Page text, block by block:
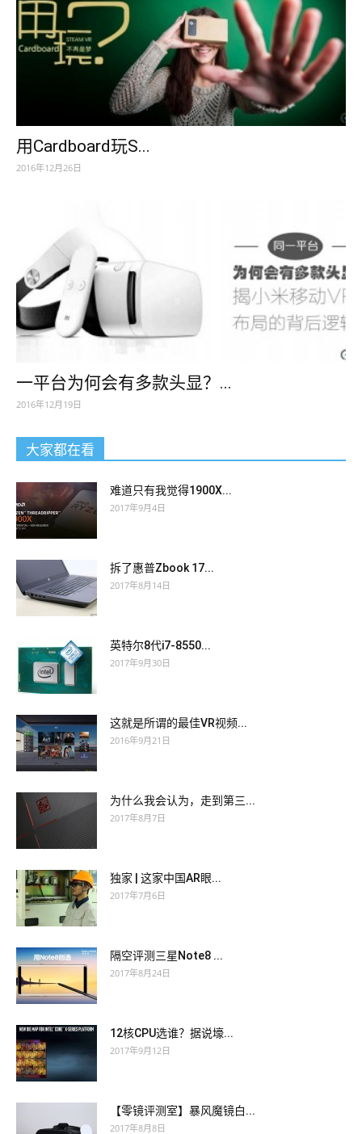
用Cardboard玩S...
2016年12月26日
一平台为何会有多款头显？...
2016年12月19日
大家都在看
难道只有我觉得1900X...
2017年9月4日
拆了惠普Zbook 17...
2017年8月14日
英特尔8代i7-8550...
2017年9月30日
这就是所谓的最佳VR视频...
2016年9月21日
为什么我会认为，走到第三...
2017年8月7日
独家 | 这家中国AR眼...
2017年7月6日
隔空评测三星Note8 ...
2017年8月24日
12核CPU选谁？据说壕...
2017年9月12日
【零镜评测室】暴风魔镜白...
2017年8月8日